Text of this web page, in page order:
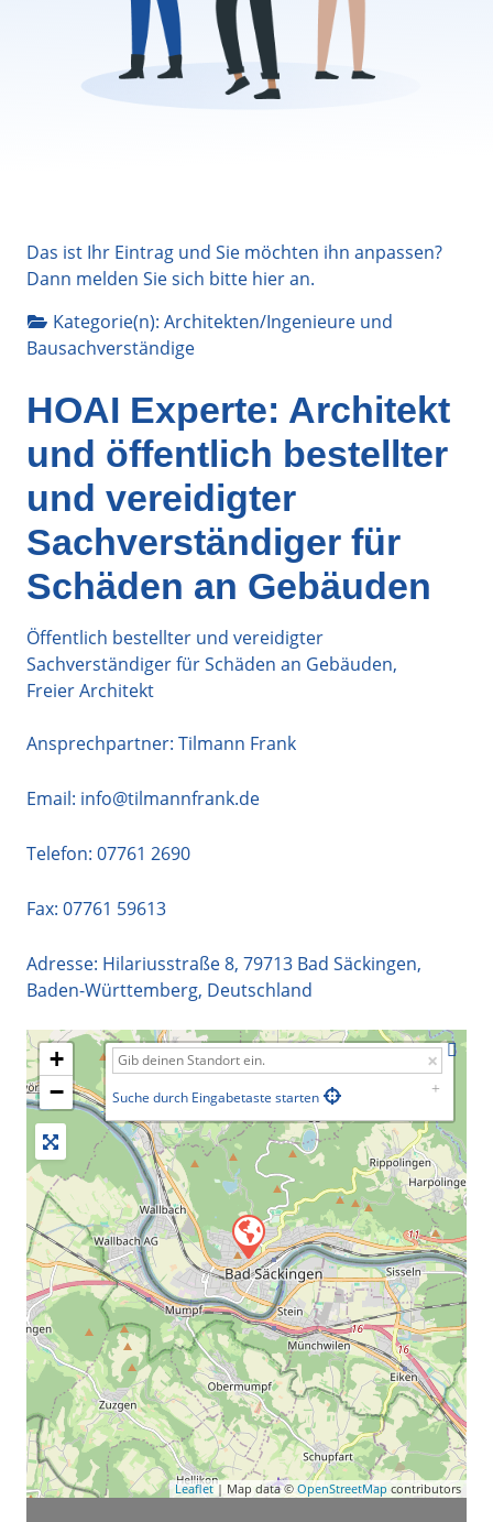
Das ist Ihr Eintrag und Sie möchten ihn anpassen?
Dann melden Sie sich bitte hieran.
Kategorie(n): Architekten/Ingenieure und
Bausachverständige
HOAI Experte: Architekt
und öffentlich bestellter
und vereidigter
Sachverständiger für
Schäden an Gebäuden
Öffentlich bestellter und vereidigter
Sachverständiger für Schäden an Gebäuden,
Freier Architekt
Ansprechpartner: Tilmann Frank
Email: info@tilmannfrank.de
Telefon: 07761 2690
Fax: 07761 59613
Adresse: Hilariusstraße 8, 79713 Bad Säckingen,
Baden-Württemberg, Deutschland
+
−
Suche durch Eingabetaste starten
Leaflet | Map data © OpenStreetMap contributors